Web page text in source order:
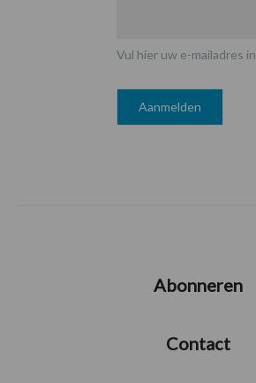
Vul hier uw e-mailadres in
Abonneren
Contact